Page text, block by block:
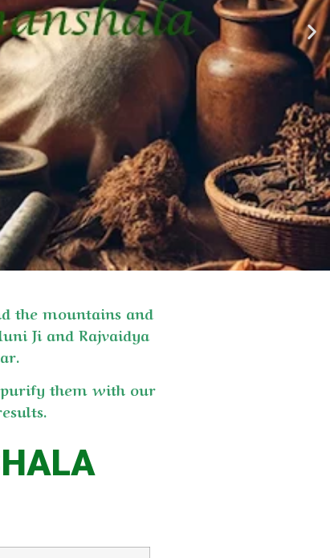
the mountains and
Ji and Rajvaidya
purify them with our